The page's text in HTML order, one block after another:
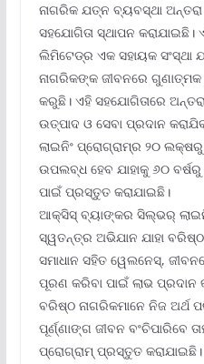
ନାଗରିକ ଯତ୍ନ ବ୍ୟବସ୍ଥା
ସହଯୋଗିତା ସ୍ଥାପନ
ଲିମିଟେଡ୍‌ର ଏକ ସହାୟକ ସଂସ୍ଥା
ନାଗରିକଙ୍କ ଜୀବନରେ
କରୁଛି। ଏହି ସହଯୋଗିତାରେ
ଉତ୍ପାଦ ଓ ସେବା ପ୍ରଦାନ
ଲାଇନିଂ ପ୍ରୋଗ୍ରାମ୍‌ର ୨୦
ଉପଲବ୍ଧ ହେବ ଯାହାକୁ ୬୦
ପାଇଁ ପ୍ରସ୍ତୁତ କରାଯାଇଛି।
ଆକ୍ସିସ୍ ବ୍ୟାଙ୍କର ସିଲ୍‌ଭର୍
ସ୍ୱତନ୍ତ୍ର ଅଭିଯାନ ଯାହା
ସମାଧାନ ସହିତ ୱେଲନେସ୍‌,
ପୂରଣ କରିବା ପାଇଁ ଲାଭ
ବରିଷ୍ଠ ନାଗରିକମାନେ ନିଜ ଅର୍ଥ
ପୂର୍ଣ୍ଣାଙ୍ଗ ଜୀବନ ବଂଚିପାରିବେ
ପ୍ରୋଗ୍ରାମ୍ ପ୍ରସ୍ତୁତ